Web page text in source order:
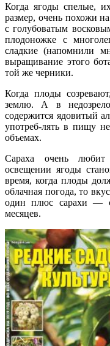
Когда ягоды спелые,
размер, очень похожи
с голубоватым
плодоножке с
сладкие (напомнили
выращивание этого
той же черники.
Когда плоды
землю. А в
содержится ядовитый
употреб-лять в пищу
объемах.
Сараха очень
освещении ягоды
время, когда плоды
облачная погода, то
один плюс сарахи —
месяцев.